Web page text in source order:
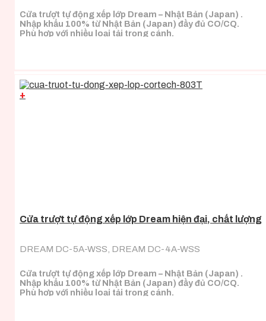
Cửa trượt tự động xếp lớp Dream – Nhật Bản (Japan) .
Nhập khẩu 100% từ Nhật Bản (Japan) đầy đủ CO/CQ.
Phù hợp với nhiều loại tải trọng cánh.
+
Cửa trượt tự động xếp lớp Dream hiện đại, chất lượng
DREAM DC-5A-WSS, DREAM DC-4A-WSS
Cửa trượt tự động xếp lớp Dream – Nhật Bản (Japan) .
Nhập khẩu 100% từ Nhật Bản (Japan) đầy đủ CO/CQ.
Phù hợp với nhiều loại tải trọng cánh.